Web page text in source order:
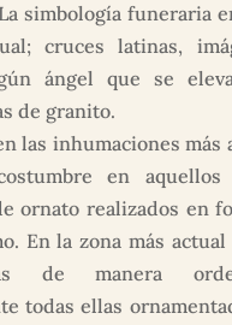
simbología funeraria
cruces latinas,
ángel que se
de granito.
las inhumaciones más
en aquellos
ornato realizados en
En la zona más
de manera
todas ellas